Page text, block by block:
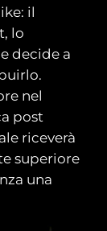
il
lo
decide a
nel
post
riceverà
superiore
una